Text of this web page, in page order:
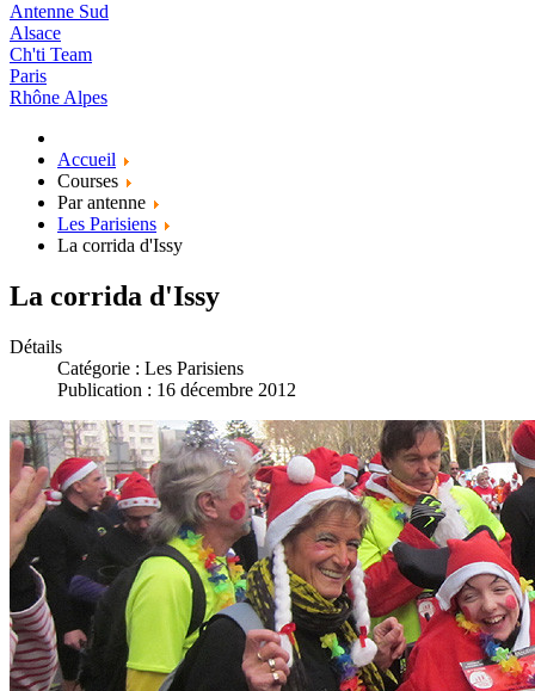
Antenne Sud
Alsace
Ch'ti Team
Paris
Rhône Alpes
Accueil
Courses
Par antenne
Les Parisiens
La corrida d'Issy
La corrida d'Issy
Détails
Catégorie : Les Parisiens
Publication : 16 décembre 2012